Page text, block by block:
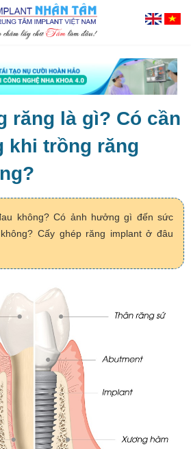
răng là gì? Có cần
khi trồng răng
không? Có ảnh hưởng gì đến sức
Cấy ghép răng implant ở đâu